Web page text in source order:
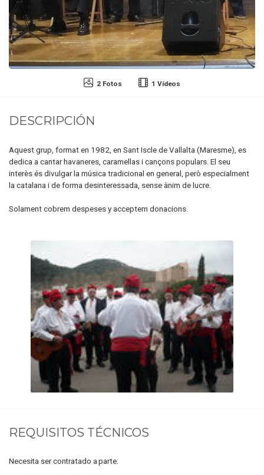
2 Fotos 1 Vídeos
DESCRIPCIÓN
Aquest grup, format en 1982, en Sant Iscle de Vallalta (Maresme), es
dedica a cantar havaneres, caramellas i cançons populars. El seu
interès és divulgar la música tradicional en general, però especialment
la catalana i de forma desinteressada, sense ànim de lucre.
Solament cobrem despeses y acceptem donacions.
REQUISITOS TÉCNICOS
Necesita ser contratado a parte: